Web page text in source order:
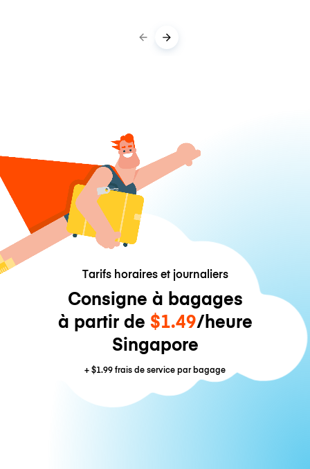
Tarifs horaires et journaliers
Consigne à bagages
à partir de $1.49/heure
Singapore
+$1.99frais de service par bagage